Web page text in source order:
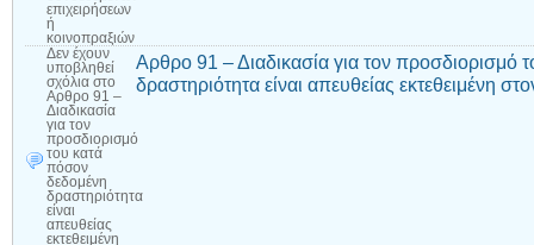
επιχειρήσεων
ή
κοινοπραξιών
Δεν έχουν
υποβληθεί
σχόλια στο
Αρθρο 91 –
Διαδικασία
για τον
προσδιορισμό
του κατά
πόσον
δεδομένη
δραστηριότητα
είναι
απευθείας
εκτεθειμένη
Αρθρο 91 – Διαδικασία για τον προσδιορισμό
δραστηριότητα είναι απευθείας εκτεθειμένη